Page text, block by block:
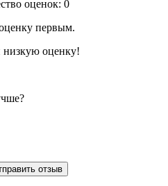
оценок: 0
первым.
низкую оценку!
отзыв